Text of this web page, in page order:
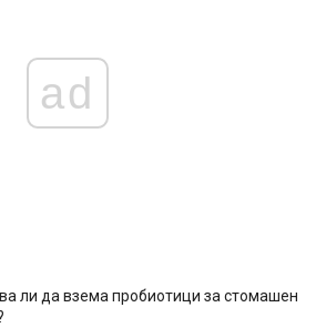
ad
ли да взема пробиотици за стомашен